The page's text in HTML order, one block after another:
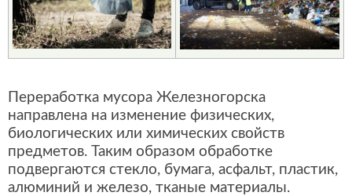
Переработка мусора Железногорска
направлена на изменение физических,
биологических или химических свойств
предметов. Таким образом обработке
подвергаются стекло, бумага, асфальт, пластик,
алюминий и железо, тканые материалы.